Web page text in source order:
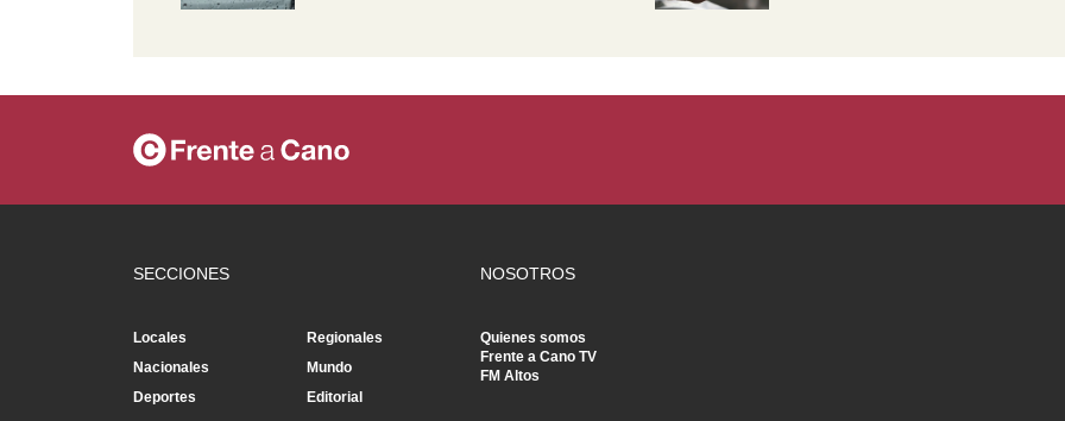
SECCIONES
Locales
Regionales
Nacionales
Mundo
Deportes
Editorial
NOSOTROS
Quienes somos
Frente a Cano TV
FM Altos